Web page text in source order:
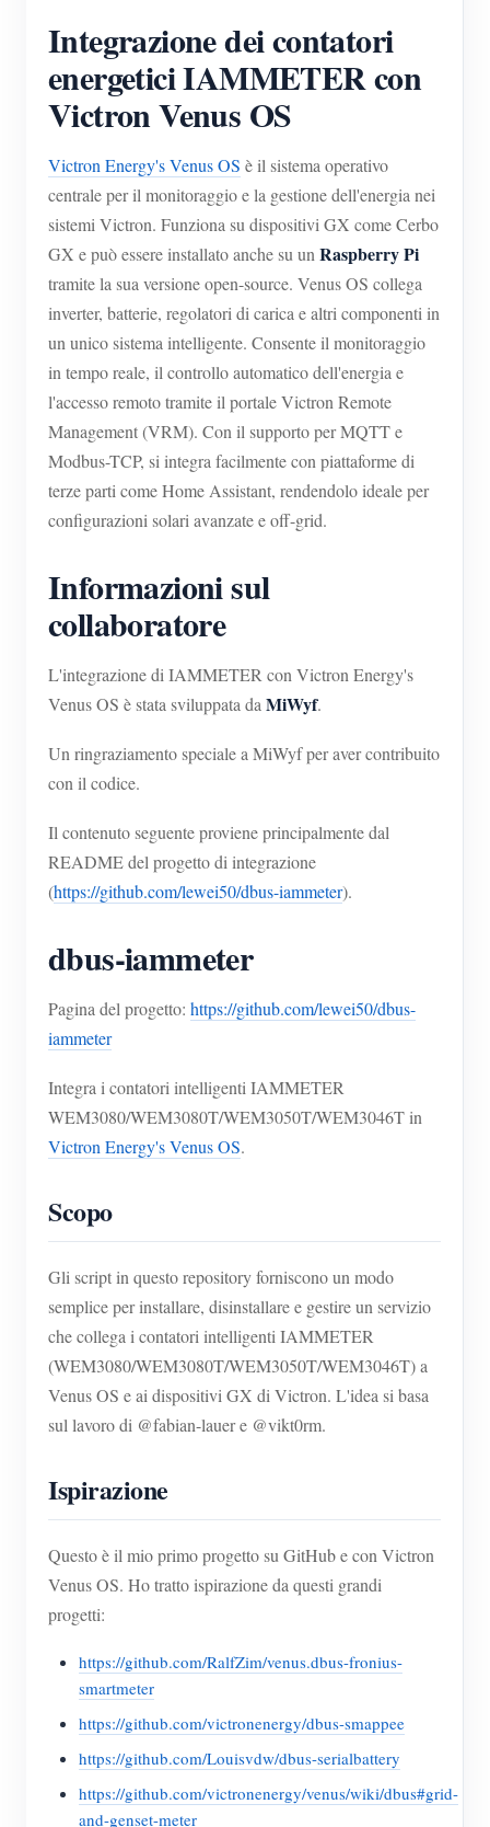
Integrazione dei contatori
energetici IAMMETER con
Victron Venus OS
Victron Energy's Venus OS è il sistema operativo
centrale per il monitoraggio e la gestione dell'energia nei
sistemi Victron. Funziona su dispositivi GX come Cerbo
GX e può essere installato anche su unRaspberry Pi
tramite la sua versione open-source. Venus OS collega
inverter, batterie, regolatori di carica e altri componenti in
un unico sistema intelligente. Consente il monitoraggio
in tempo reale, il controllo automatico dell'energia e
l'accesso remoto tramite il portale Victron Remote
Management (VRM). Con il supporto per MQTT e
Modbus-TCP, si integra facilmente con piattaforme di
terze parti come Home Assistant, rendendolo ideale per
configurazioni solari avanzate e off-grid.
Informazioni sul
collaboratore
L'integrazione di IAMMETER con Victron Energy's
Venus OS è stata sviluppata daMiWyf.
Un ringraziamento speciale a MiWyf per aver contribuito
con il codice.
Il contenuto seguente proviene principalmente dal
README del progetto di integrazione
(https://github.com/lewei50/dbus-iammeter).
dbus-iammeter
Pagina del progetto: https://github.com/lewei50/dbus-
iammeter
Integra i contatori intelligenti IAMMETER
WEM3080/WEM3080T/WEM3050T/WEM3046T in
Victron Energy's Venus OS.
Scopo
Gli script in questo repository forniscono un modo
semplice per installare, disinstallare e gestire un servizio
che collega i contatori intelligenti IAMMETER
(WEM3080/WEM3080T/WEM3050T/WEM3046T) a
Venus OS e ai dispositivi GX di Victron. L'idea si basa
sul lavoro di @fabian-lauer e @vikt0rm.
Ispirazione
Questo è il mio primo progetto su GitHub e con Victron
Venus OS. Ho tratto ispirazione da questi grandi
progetti:
https://github.com/RalfZim/venus.dbus-fronius-
smartmeter
https://github.com/victronenergy/dbus-smappee
https://github.com/Louisvdw/dbus-serialbattery
https://github.com/victronenergy/venus/wiki/dbus#grid-
and-genset-meter